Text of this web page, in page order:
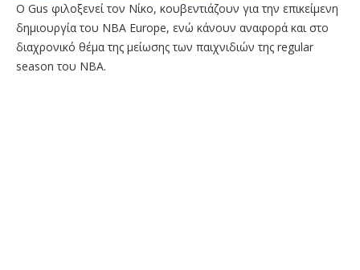
Ο Gus φιλοξενεί τον Νίκο, κουβεντιάζουν για την επικείμενη
δημιουργία του ΝΒΑ Europe, ενώ κάνουν αναφορά και στο
διαχρονικό θέμα της μείωσης των παιχνιδιών της regular
season του NBA.